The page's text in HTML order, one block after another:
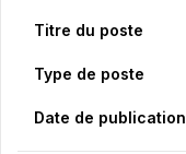
Titre du poste
Type de poste
Date de publication